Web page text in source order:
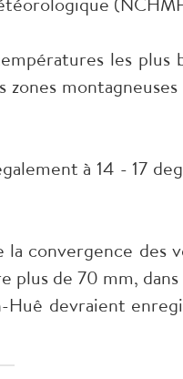
les plus
à 14 - 17
convergence des
plus de 70 mm,
Huê devraient